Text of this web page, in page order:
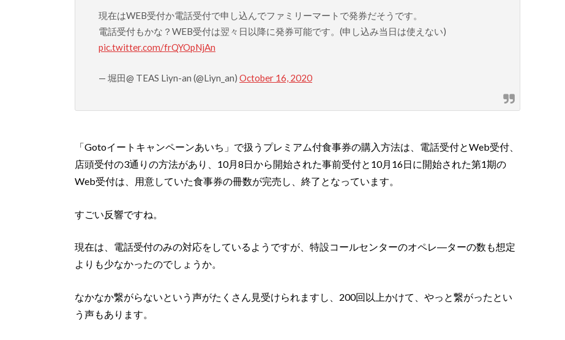
現在はWEB受付か電話受付で申し込んでファミリーマートで発券だそうです。
電話受付もかな？WEB受付は翌々日以降に発券可能です。(申し込み当日は使えない)
pic.twitter.com/frQYOpNjAn
— 堀田@ TEAS Liyn-an (@Liyn_an) October 16, 2020
「Gotoイートキャンペーンあいち」で扱うプレミアム付食事券の購入方法は、電話受付とWeb受付、
店頭受付の3通りの方法があり、10月8日から開始された事前受付と10月16日に開始された第1期の
Web受付は、用意していた食事券の冊数が完売し、終了となっています。
すごい反響ですね。
現在は、電話受付のみの対応をしているようですが、特設コールセンターのオペレ―ターの数も想定
よりも少なかったのでしょうか。
なかなか繋がらないという声がたくさん見受けられますし、200回以上かけて、やっと繋がったとい
う声もあります。